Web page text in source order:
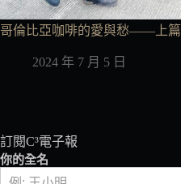
哥倫比亞咖啡的愛與愁——上篇
2024 年 7 月 5 日
訂閱C³電子報
你的全名